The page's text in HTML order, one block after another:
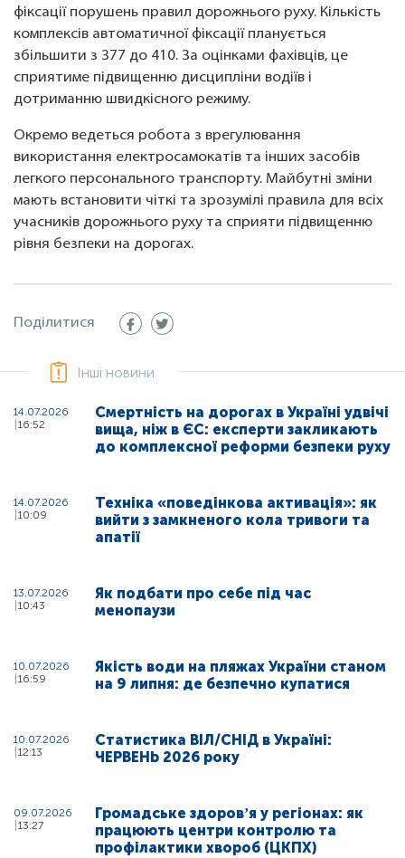
фіксації порушень правил дорожнього руху. Кількість
комплексів автоматичної фіксації планується
збільшити з 377 до 410. За оцінками фахівців, це
сприятиме підвищенню дисципліни водіїв і
дотриманню швидкісного режиму.
Окремо ведеться робота з врегулювання
використання електросамокатів та інших засобів
легкого персонального транспорту. Майбутні зміни
мають встановити чіткі та зрозумілі правила для всіх
учасників дорожнього руху та сприяти підвищенню
рівня безпеки на дорогах.
Поділитися
Інші новини
14.07.2026
16:52
Смертність на дорогах в Україні удвічі
вища, ніж в ЄС: експерти закликають
до комплексної реформи безпеки руху
14.07.2026
10:09
Техніка «поведінкова активація»: як
вийти з замкненого кола тривоги та
апатії
13.07.2026
10:43
Як подбати про себе під час
менопаузи
10.07.2026
16:59
Якість води на пляжах України станом
на 9 липня: де безпечно купатися
10.07.2026
12:13
Статистика ВІЛ/СНІД в Україні:
ЧЕРВЕНЬ 2026 року
09.07.2026
13:27
Громадське здоровʼя у регіонах: як
працюють центри контролю та
профілактики хвороб (ЦКПХ)